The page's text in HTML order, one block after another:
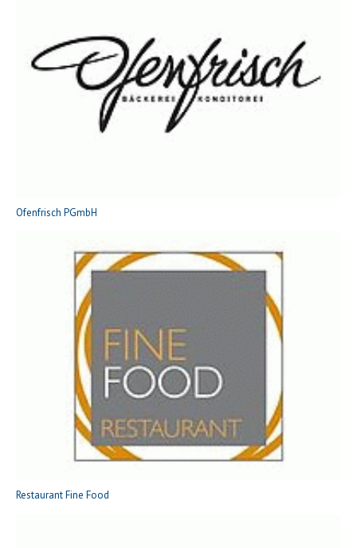
Ofenfrisch PGmbH
Restaurant Fine Food